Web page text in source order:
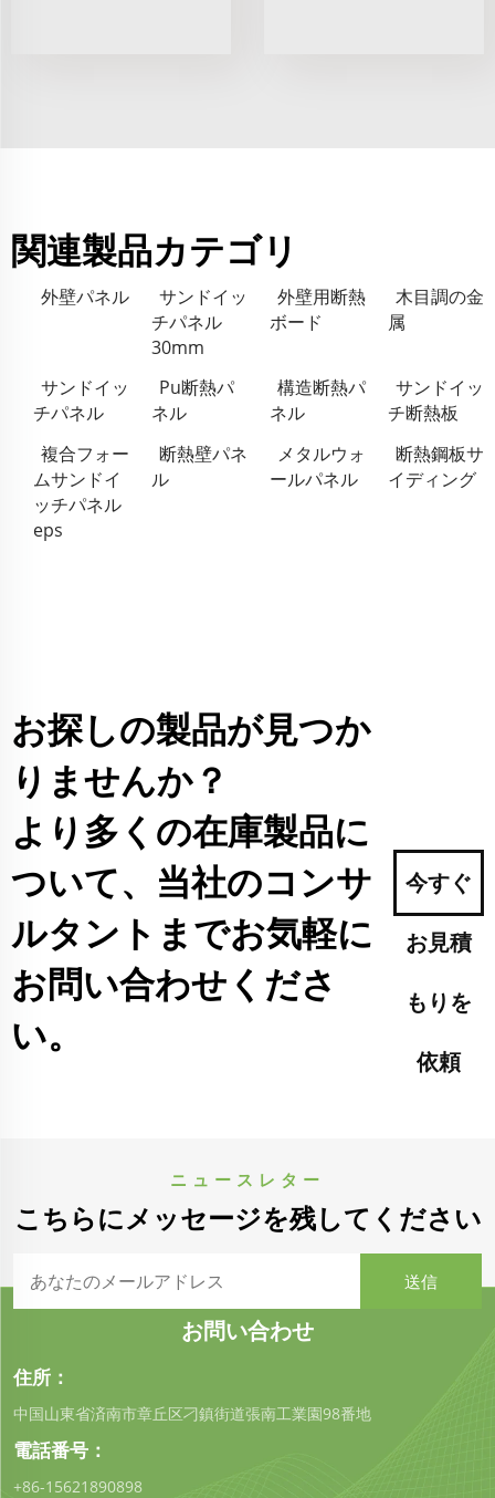
関連製品カテゴリ
外壁パネル
サンドイッ
チパネル
30mm
外壁用断熱
ボード
木目調の金
属
サンドイッ
チパネル
Pu断熱パ
ネル
構造断熱パ
ネル
サンドイッ
チ断熱板
複合フォー
ムサンドイ
ッチパネル
eps
断熱壁パネ
ル
メタルウォ
ールパネル
断熱鋼板サ
イディング
お探しの製品が見つか
りませんか？
より多くの在庫製品に
ついて、当社のコンサ
ルタントまでお気軽に
お問い合わせくださ
い。
今すぐ
お見積
もりを
依頼
ニュースレター
こちらにメッセージを残してください
お問い合わせ
住所：
中国山東省済南市章丘区刁鎮街道張南工業園98番地
電話番号：
+86-15621890898